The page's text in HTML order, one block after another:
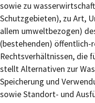
sowie zu
Schutzgebieten), zu Art,
allem umweltbezogen)
(bestehenden) öffentlich-
Rechtsverhältnissen, die
stellt Alternativen zur
Speicherung und
sowie Standort- und